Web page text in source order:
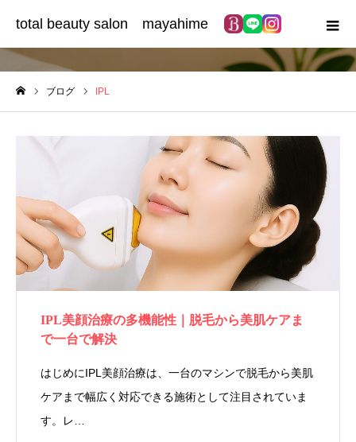
total beauty salon mayahime
ブログ IPL
IPL美顔治療の多機能性｜脱毛から美肌ケアま
で一台で解決
はじめにIPL美顔治療は、一台のマシンで脱毛から美肌
ケアまで幅広く対応できる施術として注目されていま
す。レ…